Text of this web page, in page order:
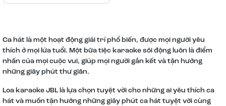
Ca hát là một hoạt động giải trí phổ biến, được mọi người yêu
thích ở mọi lứa tuổi. Một bữa tiệc karaoke sôi động luôn là điểm
nhấn của mọi cuộc vui, giúp mọi người gắn kết và tận hưởng
những giây phút thư giãn.
Loa karaoke JBL là lựa chọn tuyệt vời cho những ai yêu thích ca
hát và muốn tận hưởng những giây phút ca hát tuyệt vời cùng